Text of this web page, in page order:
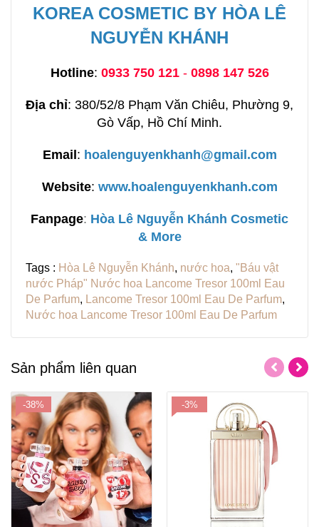
KOREA COSMETIC BY HÒA LÊ
NGUYỄN KHÁNH
Hotline: 0933 750 121- 0898 147 526
Địa chỉ: 380/52/8 Phạm Văn Chiêu, Phường 9,
Gò Vấp, Hồ Chí Minh.
Email: hoalenguyenkhanh@gmail.com
Website: www.hoalenguyenkhanh.com
Fanpage: Hòa Lê Nguyễn Khánh Cosmetic
& More
Tags : Hòa Lê Nguyễn Khánh, nước hoa, "Báu vật
nước Pháp" Nước hoa Lancome Tresor 100ml Eau
De Parfum, Lancome Tresor 100ml Eau De Parfum,
Nước hoa Lancome Tresor 100ml Eau De Parfum
Sản phẩm liên quan
-38% -3%